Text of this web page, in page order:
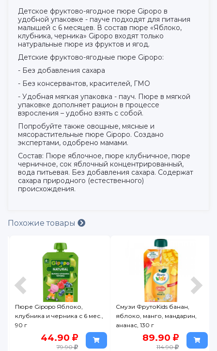
Детское фруктово-ягодное пюре Gipopo в
удобной упаковке - пауче подходят для питания
малышей с 6 месяцев. В состав пюре «Яблоко,
клубника, черника» Gipopo входят только
натуральные пюре из фруктов и ягод.
Детские фруктово-ягодные пюре Gipopo:
- Без добавления сахара
- Без консервантов, красителей, ГМО
- Удобная мягкая упаковка - пауч. Пюре в мягкой
упаковке дополняет рацион в процессе
взросления – удобно взять с собой.
Попробуйте также овощные, мясные и
мясорастительные пюре Gipopo. Создано
экспертами, одобрено мамами.
Состав: Пюре яблочное, пюре клубничное, пюре
черничное, сок яблочный концентрированный,
вода питьевая. Без добавления сахара. Содержат
сахара природного (естественного)
происхождения.
Похожие товары
6 мес.,
Смузи ФрутоKids банан,
яблоко, манго, мандарин,
89.90
114.90
Пюре Semper
Мультифруктовое с
120 г дойпак
267